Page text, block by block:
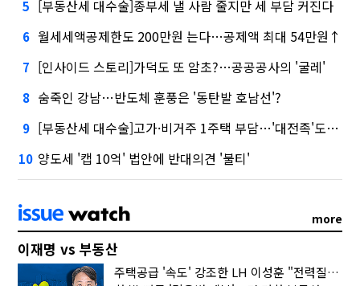
5 [부동산세 대수술]종부세 낼 사람 줄지만 세 부담 커진다
6 월세세액공제한도 200만원 는다…공제액 최대 54만원↑
7 [인사이드 스토리]가덕도 또 암초?…공공공사의 '굴레'
8 숨죽인 강남…반도체 훈풍은 '동탄발 호남선'?
9 [부동산세 대수술]고가·비거주 1주택 부담…'대전족'도 불똥
10 양도세 '캡 10억' 법안에 반대의견 '불티'
more
이재명 vs 부동산
주택공급 '속도' 강조한 LH 이성훈 "전력질주해야"